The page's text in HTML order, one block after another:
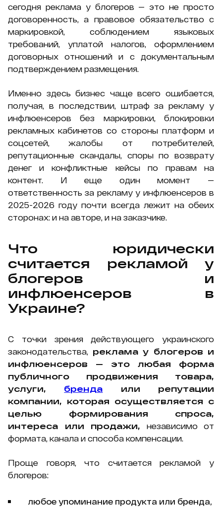
сегодня реклама у блогеров — это не просто
договоренность, а правовое обязательство с
маркировкой, соблюдением языковых
требований, уплатой налогов, оформлением
договорных отношений и с документальным
подтверждением размещения.
Именно здесь бизнес чаще всего ошибается,
получая, в последствии, штраф за рекламу у
инфлюенсеров без маркировки, блокировки
рекламных кабинетов со стороны платформ и
соцсетей, жалобы от потребителей,
репутационные скандалы, споры по возврату
денег и конфликтные кейсы по правам на
контент. И еще один момент —
ответственность за рекламу у инфлюенсеров в
2025-2026 году почти всегда лежит на обеих
сторонах: и на авторе, и на заказчике.
Что юридически
считается рекламой у
блогеров и
инфлюенсеров в
Украине?
С точки зрения действующего украинского
законодательства, реклама у блогеров и
инфлюенсеров — это любая форма
публичного продвижения товара,
услуги, бренда или репутации
компании, которая осуществляется с
целью формирования спроса,
интереса или продажи, независимо от
формата, канала и способа компенсации.
Проще говоря, что считается рекламой у
блогеров:
любое упоминание продукта или бренда,